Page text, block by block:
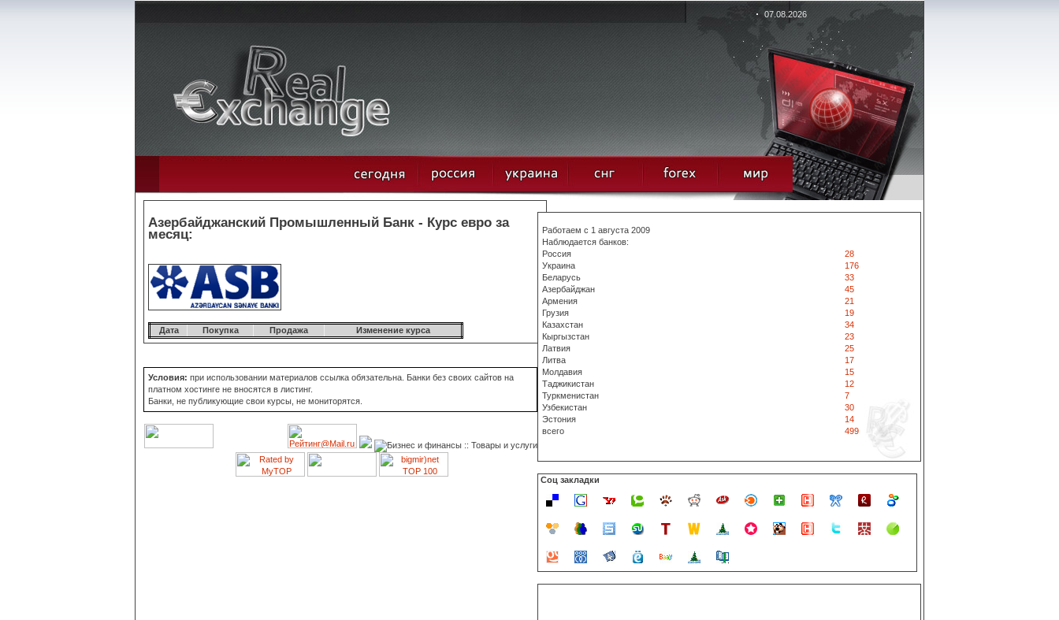
07.08.2026
Азербайджанский Промышленный Банк - Курс евро за
месяц:
Дата Покупка Продажа Изменение курса
Условия: при использовании материалов ссылка обязательна. Банки без своих сайтов на
платном хостинге не вносятся в листинг.
Банки, не публикующие свои курсы, не мониторятся.
Работаем с 1 августа 2009
Наблюдается банков:
Россия
28
Украина
176
Беларусь
33
Азербайджан
45
Армения
21
Грузия
19
Казахстан
34
Кыргызстан
23
Латвия
25
Литва
17
Молдавия
15
Таджикистан
12
Туркменистан
7
Узбекистан
30
Эстония
14
всего
499
Соц закладки